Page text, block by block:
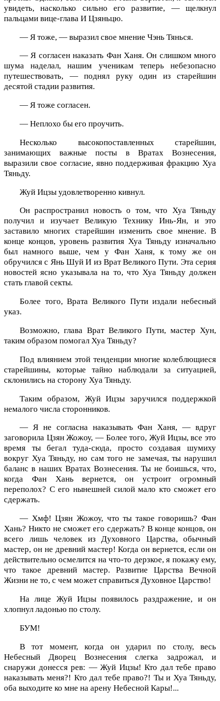
увидеть, насколько сильно его развитие, — щелкнул
пальцами вице-глава И Цзяньцю.
— Я тоже, — выразил свое мнение Чэнь Тянься.
— Я согласен наказать Фан Ханя. Он слишком много
шума наделал, нашим ученикам теперь небезопасно
путешествовать, — поднял руку один из старейшин
десятой стадии развития.
— Я тоже согласен.
— Неплохо бы его проучить.
Несколько высокопоставленных старейшин,
занимающих важные посты в Вратах Вознесения,
выразили свое согласие, явно поддерживая фракцию Хуа
Тяньду.
Жуй Ицзы удовлетворенно кивнул.
Он распространил новость о том, что Хуа Тяньду
получил и изучает Великую Технику Инь-Ян, и это
заставило многих старейшин изменить свое мнение. В
конце концов, уровень развития Хуа Тяньду изначально
был намного выше, чем у Фан Ханя, к тому же он
обручился с Янь Шуй И из Врат Великого Пути. Эта серия
новостей ясно указывала на то, что Хуа Тяньду должен
стать главой секты.
Более того, Врата Великого Пути издали небесный
указ.
Возможно, глава Врат Великого Пути, мастер Хун,
таким образом помогал Хуа Тяньду?
Под влиянием этой тенденции многие колеблющиеся
старейшины, которые тайно наблюдали за ситуацией,
склонились на сторону Хуа Тяньду.
Таким образом, Жуй Ицзы заручился поддержкой
немалого числа сторонников.
— Я не согласна наказывать Фан Ханя, — вдруг
заговорила Цзян Жожоу, — Более того, Жуй Ицзы, все это
время ты бегал туда-сюда, просто создавая шумиху
вокруг Хуа Тяньду, но сам того не замечая, ты нарушил
баланс в наших Вратах Вознесения. Ты не боишься, что,
когда Фан Хань вернется, он устроит огромный
переполох? С его нынешней силой мало кто сможет его
сдержать.
— Хмф! Цзян Жожоу, что ты такое говоришь? Фан
Хань? Никто не сможет его сдержать? В конце концов, он
всего лишь человек из Духовного Царства, обычный
мастер, он не древний мастер! Когда он вернется, если он
действительно осмелится на что-то дерзкое, я покажу ему,
что такое древний мастер. Развитие Царства Вечной
Жизни не то, с чем может справиться Духовное Царство!
На лице Жуй Ицзы появилось раздражение, и он
хлопнул ладонью по столу.
БУМ!
В тот момент, когда он ударил по столу, весь
Небесный Дворец Вознесения слегка задрожал, и
снаружи донесся рев: — Жуй Ицзы! Кто дал тебе право
наказывать меня?! Кто дал тебе право?! Ты и Хуа Тяньду,
оба выходите ко мне на арену Небесной Кары!...